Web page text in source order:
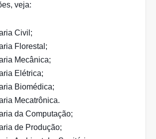
veja:
Civil;
Florestal;
Mecânica;
Elétrica;
Biomédica;
Mecatrônica.
da Computação;
de Produção;